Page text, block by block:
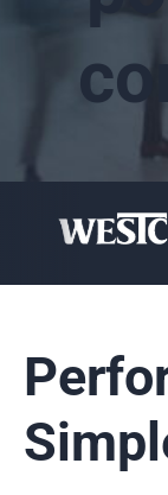
Services :
À propos
Ressources
Études de cas
FAQ